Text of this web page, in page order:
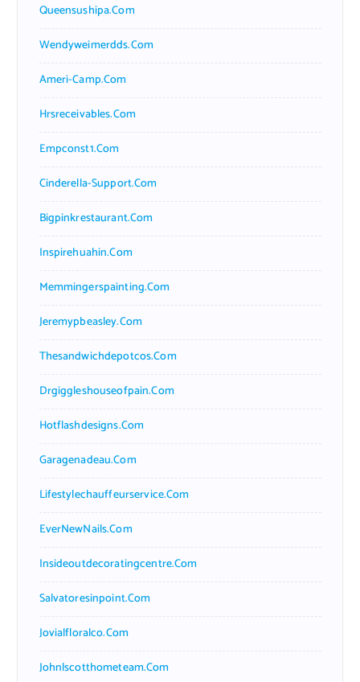
Queensushipa.com
Wendyweimerdds.com
Ameri-Camp.com
Hrsreceivables.com
Empconst1.com
Cinderella-Support.com
Bigpinkrestaurant.com
Inspirehuahin.com
Memmingerspainting.com
Jeremypbeasley.com
Thesandwichdepotcos.com
Drgiggleshouseofpain.com
Hotflashdesigns.com
Garagenadeau.com
Lifestylechauffeurservice.com
EverNewNails.com
Insideoutdecoratingcentre.com
Salvatoresinpoint.com
Jovialfloralco.com
Johnlscotthometeam.com